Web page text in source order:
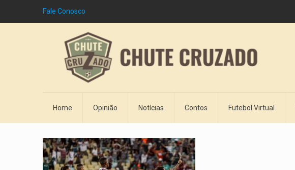
Fale Conosco
Home Opinião Notícias Contos Futebol Virtual